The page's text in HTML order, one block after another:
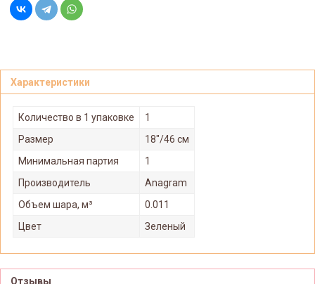
Характеристики
Количество в 1 упаковке
1
Размер
18"/46 см
Минимальная партия
1
Производитель
Anagram
Объем шара, м³
0.011
Цвет
Зеленый
Отзывы